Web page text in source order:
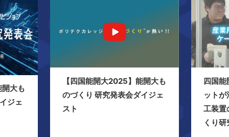
大も
ジェ
【四国能開大2025】能開大も
のづくり 研究発表会ダイジェ
スト
四国
ット
工装置
くり